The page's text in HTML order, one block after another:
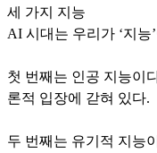
세 가지 지능
AI 시대는 우리가 ‘지
첫 번째는 인공 지능이
론적 입장에 갇혀 있다.
두 번째는 유기적 지능